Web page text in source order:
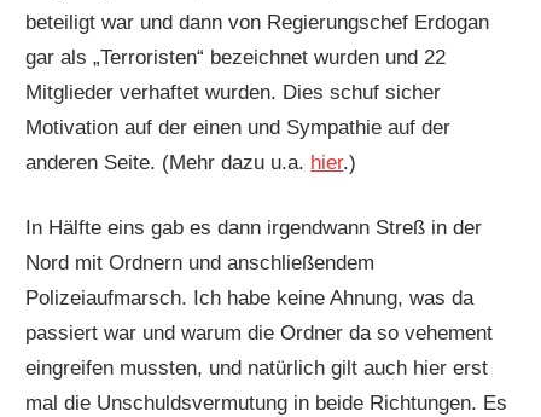
beteiligt war und dann von Regierungschef Erdogan
gar als „Terroristen“ bezeichnet wurden und 22
Mitglieder verhaftet wurden. Dies schuf sicher
Motivation auf der einen und Sympathie auf der
anderen Seite. (Mehr dazu u.a. hier.)
In Hälfte eins gab es dann irgendwann Streß in der
Nord mit Ordnern und anschließendem
Polizeiaufmarsch. Ich habe keine Ahnung, was da
passiert war und warum die Ordner da so vehement
eingreifen mussten, und natürlich gilt auch hier erst
mal die Unschuldsvermutung in beide Richtungen. Es